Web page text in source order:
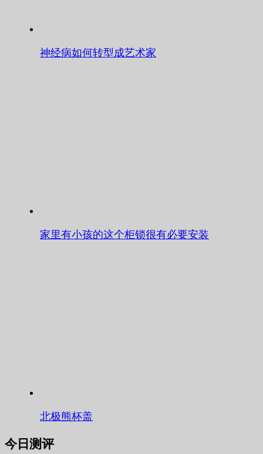
神经病如何转型成艺术家
家里有小孩的这个柜锁很有必要安装
北极熊杯盖
今日测评